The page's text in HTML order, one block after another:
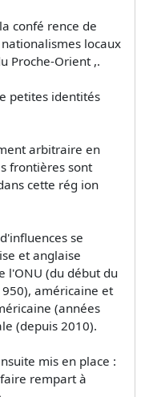
confé­ rence de
locaux
Proche-Orient ,.
petites identités
arbitraire en
frontières sont
cette rég ion
se
et anglaise
l'ONU (du début du
américaine et
(années
(depuis 2010).
mis en place :
rempart à